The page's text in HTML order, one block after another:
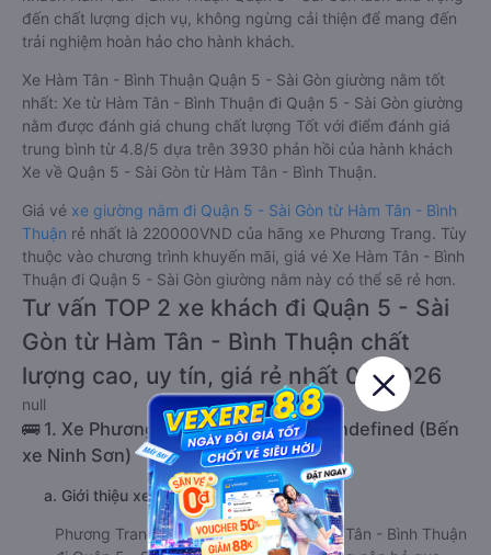
đến chất lượng dịch vụ, không ngừng cải thiện để mang đến
trải nghiệm hoàn hảo cho hành khách.
Xe Hàm Tân - Bình Thuận Quận 5 - Sài Gòn giường nằm tốt
nhất: Xe từ Hàm Tân - Bình Thuận đi Quận 5 - Sài Gòn giường
nằm được đánh giá chung chất lượng Tốt với điểm đánh giá
trung bình từ 4.8/5 dựa trên 3930 phản hồi của hành khách
Xe về Quận 5 - Sài Gòn từ Hàm Tân - Bình Thuận.
Giá vé xe giường nằm đi Quận 5 - Sài Gòn từ Hàm Tân - Bình
Thuận rẻ nhất là 220000VND của hãng xe Phương Trang. Tùy
thuộc vào chương trình khuyến mãi, giá vé Xe Hàm Tân - Bình
Thuận đi Quận 5 - Sài Gòn giường nằm này có thể sẽ rẻ hơn.
Tư vấn TOP 2 xe khách đi Quận 5 - Sài
Gòn từ Hàm Tân - Bình Thuận chất
lượng cao, uy tín, giá rẻ nhất 08/2026
null
🚌 1. Xe Phương Trang khởi hành tại undefined (Bến
xe Ninh Sơn)
a. Giới thiệu xe Phương Trang
Phương Trang là hãng xe khách từ Hàm Tân - Bình Thuận